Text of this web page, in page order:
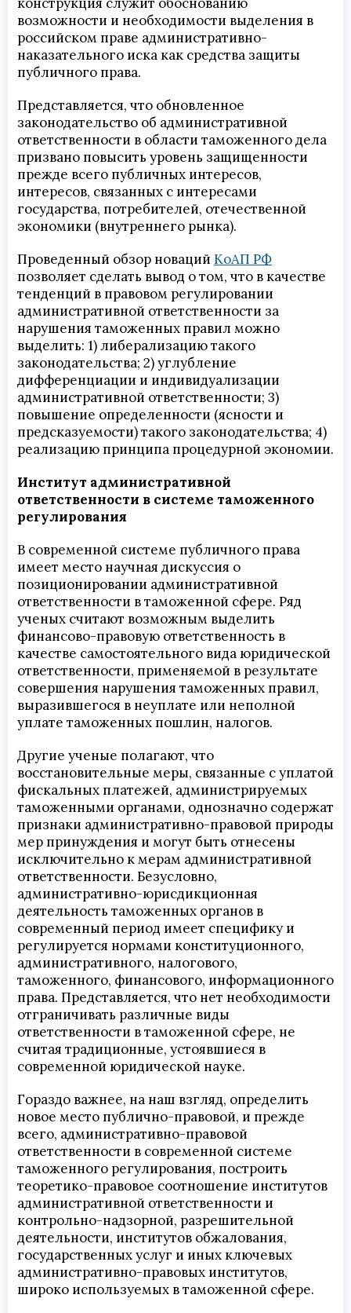
возможности и необходимости выделения в
российском праве административно-
наказательного иска как средства защиты
публичного права.
Представляется, что обновленное
законодательство об административной
ответственности в области таможенного дела
призвано повысить уровень защищенности
прежде всего публичных интересов,
интересов, связанных с интересами
государства, потребителей, отечественной
экономики (внутреннего рынка).
Проведенный обзор новаций КоАП РФ
позволяет сделать вывод о том, что в качестве
тенденций в правовом регулировании
административной ответственности за
нарушения таможенных правил можно
выделить: 1) либерализацию такого
законодательства; 2) углубление
дифференциации и индивидуализации
административной ответственности; 3)
повышение определенности (ясности и
предсказуемости) такого законодательства; 4)
реализацию принципа процедурной экономии.
Институт административной
ответственности в системе таможенного
регулирования
В современной системе публичного права
имеет место научная дискуссия о
позиционировании административной
ответственности в таможенной сфере. Ряд
ученых считают возможным выделить
финансово-правовую ответственность в
качестве самостоятельного вида юридической
ответственности, применяемой в результате
совершения нарушения таможенных правил,
выразившегося в неуплате или неполной
уплате таможенных пошлин, налогов.
Другие ученые полагают, что
восстановительные меры, связанные с уплатой
фискальных платежей, администрируемых
таможенными органами, однозначно содержат
признаки административно-правовой природы
мер принуждения и могут быть отнесены
исключительно к мерам административной
ответственности. Безусловно,
административно-юрисдикционная
деятельность таможенных органов в
современный период имеет специфику и
регулируется нормами конституционного,
административного, налогового,
таможенного, финансового, информационного
права. Представляется, что нет необходимости
отграничивать различные виды
ответственности в таможенной сфере, не
считая традиционные, устоявшиеся в
современной юридической науке.
Гораздо важнее, на наш взгляд, определить
новое место публично-правовой, и прежде
всего, административно-правовой
ответственности в современной системе
таможенного регулирования, построить
теоретико-правовое соотношение институтов
административной ответственности и
контрольно-надзорной, разрешительной
деятельности, институтов обжалования,
государственных услуг и иных ключевых
административно-правовых институтов,
широко используемых в таможенной сфере.